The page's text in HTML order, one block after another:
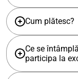
Cum plătesc?
Ce se
participa la